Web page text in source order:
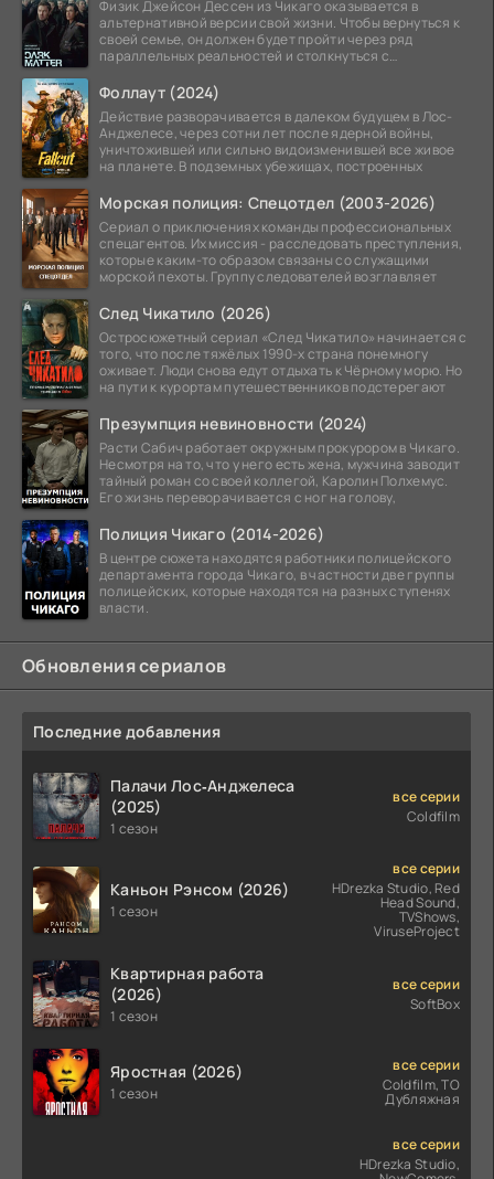
Физик Джейсон Дессен из Чикаго оказывается в
альтернативной версии свой жизни. Чтобы вернуться к
своей семье, он должен будет пройти через ряд
параллельных реальностей и столкнуться с
Фоллаут (2024)
Действие разворачивается в далеком будущем в Лос-
Анджелесе, через сотни лет после ядерной войны,
уничтожившей или сильно видоизменившей все живое
на планете. В подземных убежищах, построенных
Морская полиция: Спецотдел (2003-2026)
Сериал о приключениях команды профессиональных
спецагентов. Их миссия - расследовать преступления,
которые каким-то образом связаны со служащими
морской пехоты. Группу следователей возглавляет
След Чикатило (2026)
Остросюжетный сериал «След Чикатило» начинается с
того, что после тяжёлых 1990-х страна понемногу
оживает. Люди снова едут отдыхать к Чёрному морю. Но
на пути к курортам путешественников подстерегают
Презумпция невиновности (2024)
Расти Сабич работает окружным прокурором в Чикаго.
Несмотря на то, что у него есть жена, мужчина заводит
тайный роман со своей коллегой, Каролин Полхемус.
Его жизнь переворачивается с ног на голову,
Полиция Чикаго (2014-2026)
В центре сюжета находятся работники полицейского
департамента города Чикаго, в частности две группы
полицейских, которые находятся на разных ступенях
власти.
Обновления сериалов
Последние добавления
Палачи Лос‑Анджелеса
(2025)
1 сезон
все серии
Coldfilm
Каньон Рэнсом (2026)
1 сезон
все серии
HDrezka Studio, Red
Head Sound,
TVShows,
ViruseProject
Квартирная работа
(2026)
1 сезон
все серии
SoftBox
Яростная (2026)
1 сезон
все серии
Coldfilm, ТО
Дубляжная
все серии
HDrezka Studio,